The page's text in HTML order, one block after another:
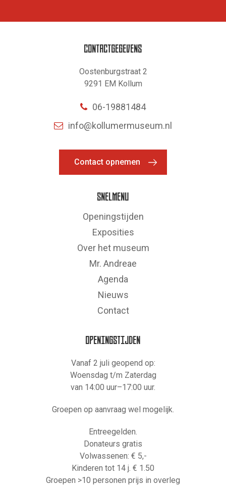
CONTACTGEGEVENS
Oostenburgstraat 2
9291 EM Kollum
06-19881484
info@kollumermuseum.nl
Contact opnemen
SNELMENU
Openingstijden
Exposities
Over het museum
Mr. Andreae
Agenda
Nieuws
Contact
OPENINGSTIJDEN
Vanaf 2 juli geopend op:
Woensdag t/m Zaterdag
van 14:00 uur–17:00 uur.
Groepen op aanvraag wel mogelijk.
Entreegelden.
Donateurs gratis
Volwassenen: € 5,-
Kinderen tot 14 j. € 1.50
Groepen >10 personen prijs in overleg